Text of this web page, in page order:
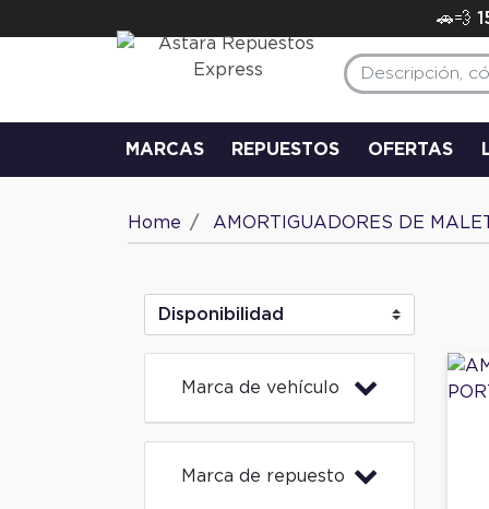
🚗💨
MARCAS REPUESTOS OFERTAS
Home AMORTIGUADORES DE
Marca de vehículo
Marca de repuesto